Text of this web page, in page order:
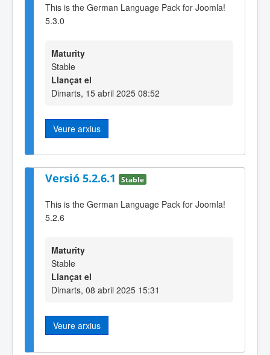
This is the German Language Pack for Joomla!
5.3.0
Maturity
Stable
Llançat el
Dimarts, 15 abril 2025 08:52
Veure arxius
Versió 5.2.6.1 Stable
This is the German Language Pack for Joomla!
5.2.6
Maturity
Stable
Llançat el
Dimarts, 08 abril 2025 15:31
Veure arxius